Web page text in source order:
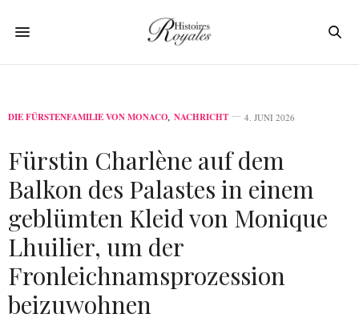
DIE FÜRSTENFAMILIE VON MONACO, NACHRICHT 4. JUNI 2026
Fürstin Charlène auf dem
Balkon des Palastes in einem
geblümten Kleid von Monique
Lhuilier, um der
Fronleichnamsprozession
beizuwohnen